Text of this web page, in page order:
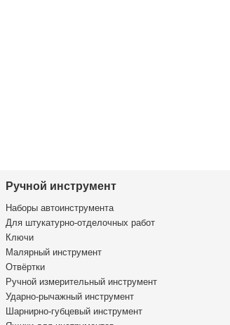
Ручной инструмент
Наборы автоинструмента
Для штукатурно-отделочных работ
Ключи
Малярный инструмент
Отвёртки
Ручной измерительный инструмент
Ударно-рычажный инструмент
Шарнирно-губцевый инструмент